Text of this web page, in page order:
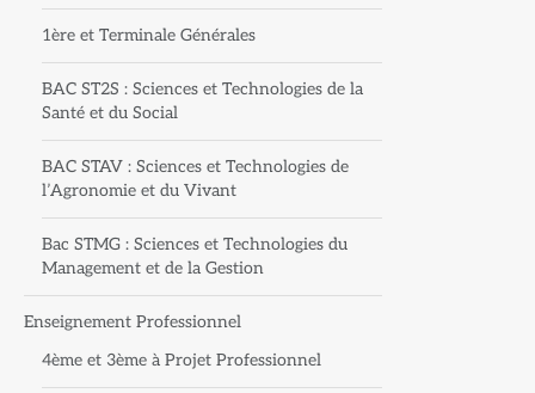
1ère et Terminale Générales
BAC ST2S : Sciences et Technologies de la
Santé et du Social
BAC STAV : Sciences et Technologies de
l’Agronomie et du Vivant
Bac STMG : Sciences et Technologies du
Management et de la Gestion
Enseignement Professionnel
4ème et 3ème à Projet Professionnel